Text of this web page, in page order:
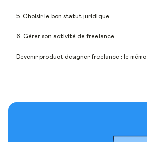
5. Choisir le bon statut juridique
6. Gérer son activité de freelance
Devenir product designer freelance : le mémo